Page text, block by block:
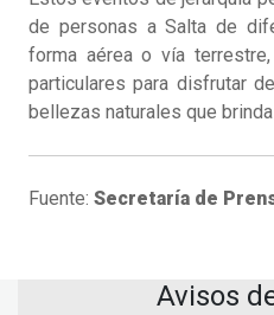
de personas a Salta de
forma aérea o vía
particulares para disfrutar
bellezas naturales que
Fuente: Secretaría de
Avisos